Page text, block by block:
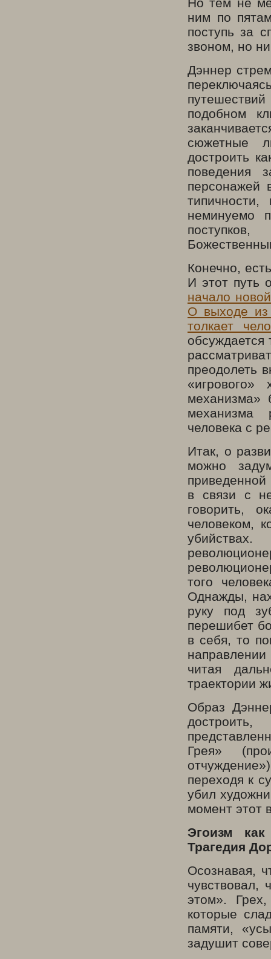
ним по
поступь за
звоном, но
Дэннер
подобном
сюжетные
достроить
поведения
персонажей
типичности,
неминуемо
Конечно,
И этот путь
начало
О выходе из
толкает
преодолеть
«игрового»
механизма»
механизма
человека с
Итак, о
можно
в связи с
говорить,
человеком,
того
Однажды,
руку под
перешибет
в себя, то
читая
траектории
Образ
Грея»
переходя к
убил
момент этот
Эгоизм
Трагедия
Осознавая,
чувствовал,
этом».
которые
памяти,
задушит